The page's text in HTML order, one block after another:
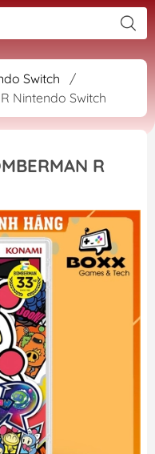
Switch
/
Nintendo Switch
R